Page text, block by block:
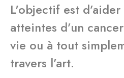
L'objectif est
atteintes d’un
vie ou à tout
travers l’art.